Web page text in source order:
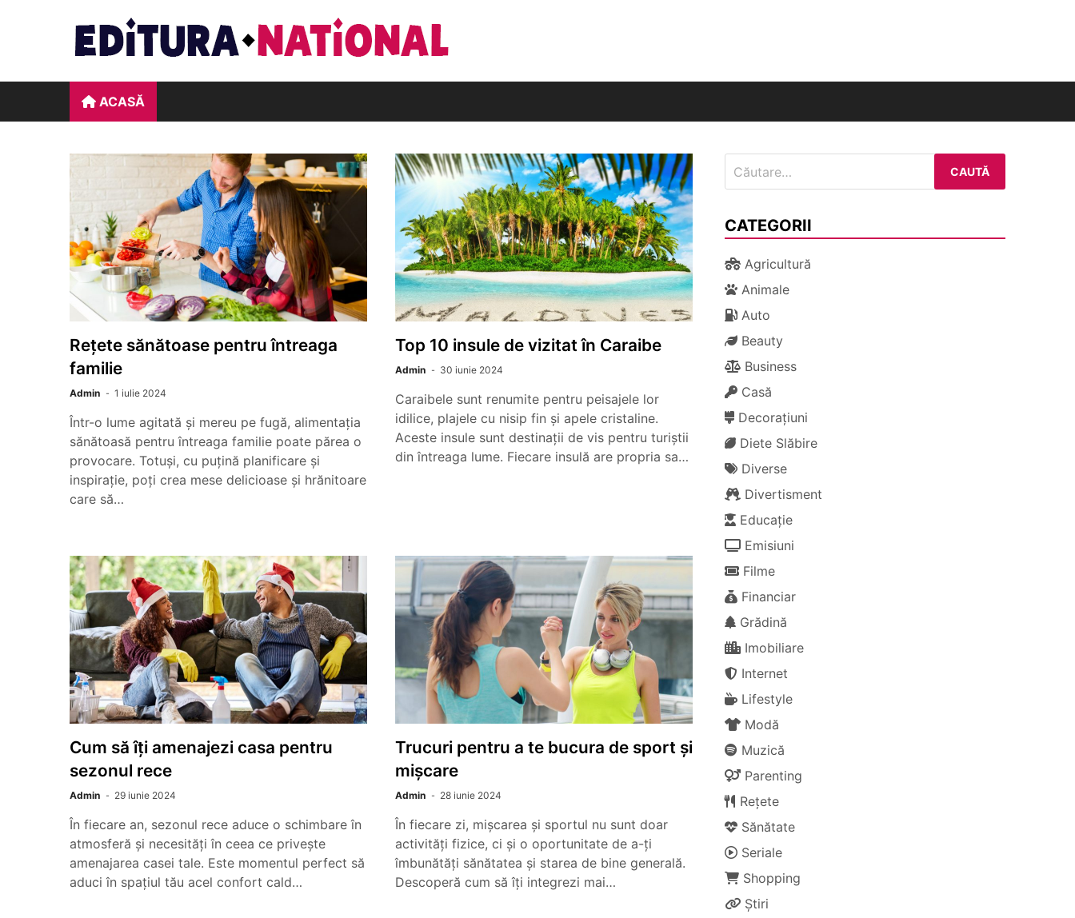
Editura Național
ACASĂ
Rețete sănătoase pentru întreaga
familie
Admin 1 iulie 2024
Într-o lume agitată și mereu pe fugă, alimentația
sănătoasă pentru întreaga familie poate părea o
provocare. Totuși, cu puțină planificare și
inspirație, poți crea mese delicioase și hrănitoare
care să…
Top 10 insule de vizitat în Caraibe
Admin 30 iunie 2024
Caraibele sunt renumite pentru peisajele lor
idilice, plajele cu nisip fin și apele cristaline.
Aceste insule sunt destinații de vis pentru turiștii
din întreaga lume. Fiecare insulă are propria sa…
Cum să îți amenajezi casa pentru
sezonul rece
Admin 29 iunie 2024
În fiecare an, sezonul rece aduce o schimbare în
atmosferă și necesități în ceea ce privește
amenajarea casei tale. Este momentul perfect să
aduci în spațiul tău acel confort cald…
Trucuri pentru a te bucura de sport și
mișcare
Admin 28 iunie 2024
În fiecare zi, mișcarea și sportul nu sunt doar
activități fizice, ci și o oportunitate de a-ți
îmbunătăți sănătatea și starea de bine generală.
Descoperă cum să îți integrezi mai…
după:
CATEGORII
Agricultură
Animale
Auto
Beauty
Business
Casă
Decorațiuni
Diete Slăbire
Diverse
Divertisment
Educație
Emisiuni
Filme
Financiar
Grădină
Imobiliare
Internet
Lifestyle
Modă
Muzică
Parenting
Rețete
Sănătate
Seriale
Shopping
Știri